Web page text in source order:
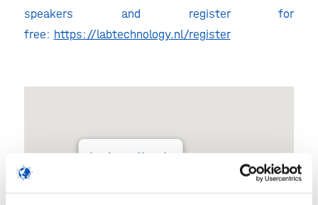
speakers and register for
free: https://labtechnology.nl/register
Jaarbeurs Utrecht
Evenementen